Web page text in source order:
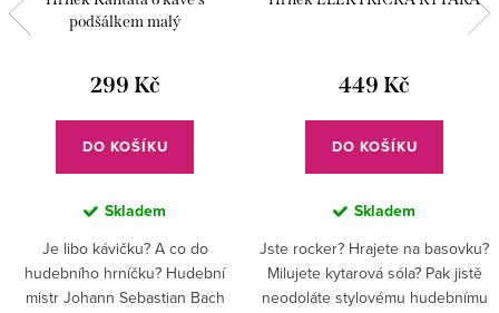
podšálkem malý
299 Kč
DO KOŠÍKU
Skladem
Je libo kávičku? A co do
hudebního hrníčku? Hudební
mistr Johann Sebastian Bach
449 Kč
DO KOŠÍKU
Skladem
Jste rocker? Hrajete na basovku?
Milujete kytarová sóla? Pak jistě
neodoláte stylovému hudebnímu